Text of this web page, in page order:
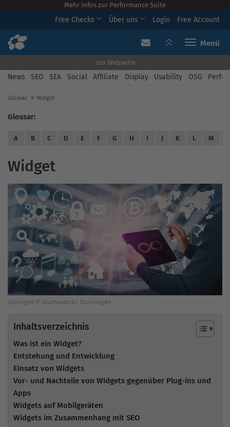
Mehr Infos zur Performance Suite
Free Checks Über uns Login Free Account
Toggle
zur Webseite
News SEO SEA Social Affiliate Display Usability OSG
Glossar Widget
Glossar:
A B C D E F G H I J K L M
Widget
Copyright © Shutterstock/ StunningArt
Inhaltsverzeichnis
Was ist ein Widget?
Entstehung und Entwicklung
Einsatz von Widgets
Vor- und Nachteile von Widgets gegenüber Plug-ins und
Apps
Widgets auf Mobilgeräten
Widgets im Zusammenhang mit SEO